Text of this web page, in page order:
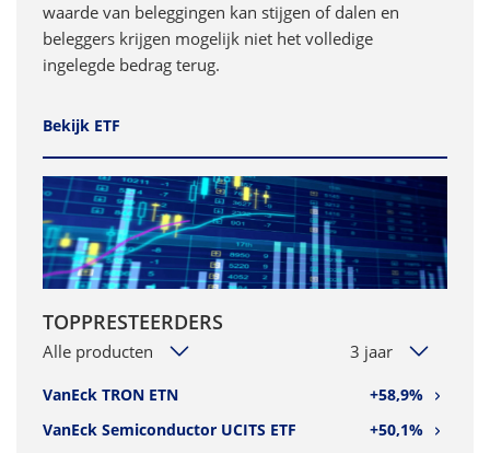
waarde van beleggingen kan stijgen of dalen en
beleggers krijgen mogelijk niet het volledige
ingelegde bedrag terug.
Bekijk ETF
TOPPRESTEERDERS
Alle producten 3 jaar
VanEck TRON ETN
+58,9%
VanEck Semiconductor UCITS ETF
+50,1%